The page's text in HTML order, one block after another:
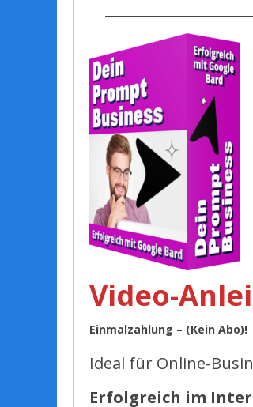
Video-
Einmalzahlung – (Kein Abo)!
Ideal für Online-
Erfolgreich im